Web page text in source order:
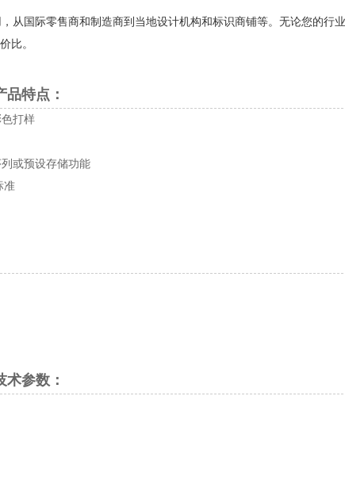
从国际零售商和制造商到当地设计机构和标识商铺等。无论您的行
比。
特点：
打样
或预设存储功能
准
参数：